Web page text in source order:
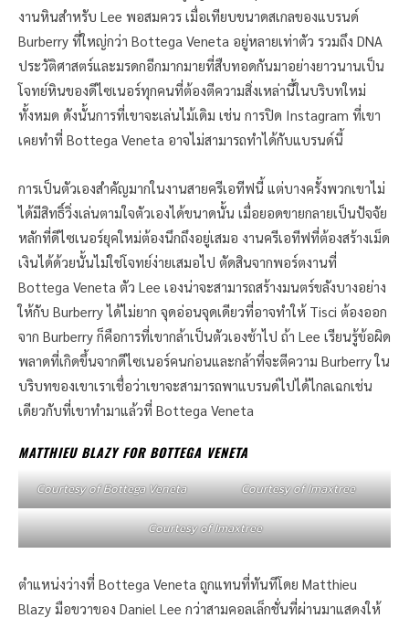
งานหินสำหรับ Lee พอสมควร เมื่อเทียบขนาดสเกลของแบรนด์
Burberry ที่ใหญ่กว่า Bottega Veneta อยู่หลายเท่าตัว รวมถึง DNA
ประวัติศาสตร์และมรดกอีกมากมายที่สืบทอดกันมาอย่างยาวนานเป็น
โจทย์หินของดีไซเนอร์ทุกคนที่ต้องตีความสิ่งเหล่านี้ในบริบทใหม่
ทั้งหมด ดังนั้นการที่เขาจะเล่นไม้เดิม เช่น การปิด Instagram ที่เขา
เคยทำที่ Bottega Veneta อาจไม่สามารถทำได้กับแบรนด์นี้
การเป็นตัวเองสำคัญมากในงานสายครีเอทีฟนี้ แต่บางครั้งพวกเขาไม่
ได้มีสิทธิ์วิ่งเล่นตามใจตัวเองได้ขนาดนั้น เมื่อยอดขายกลายเป็นปัจจัย
หลักที่ดีไซเนอร์ยุคใหม่ต้องนึกถึงอยู่เสมอ งานครีเอทีฟที่ต้องสร้างเม็ด
เงินได้ด้วยนั้นไม่ใช่โจทย์ง่ายเสมอไป ตัดสินจากพอร์ตงานที่
Bottega Veneta ตัว Lee เองน่าจะสามารถสร้างมนตร์ขลังบางอย่าง
ให้กับ Burberry ได้ไม่ยาก จุดอ่อนจุดเดียวที่อาจทำให้ Tisci ต้องออก
จาก Burberry ก็คือการที่เขากล้าเป็นตัวเองช้าไป ถ้า Lee เรียนรู้ข้อผิด
พลาดที่เกิดขึ้นจากดีไซเนอร์คนก่อนและกล้าที่จะตีความ Burberry ใน
บริบทของเขาเราเชื่อว่าเขาจะสามารถพาแบรนด์ไปได้ไกลเฉกเช่น
เดียวกับที่เขาทำมาแล้วที่ Bottega Veneta
MATTHIEU BLAZY FOR BOTTEGA VENETA
Courtesy of Bottega Veneta Courtesy of Imaxtree
Courtesy of Imaxtree
ตำแหน่งว่างที่ Bottega Veneta ถูกแทนที่ทันทีโดย Matthieu
Blazy มือขวาของ Daniel Lee กว่าสามคอลเล็กชั่นที่ผ่านมาแสดงให้